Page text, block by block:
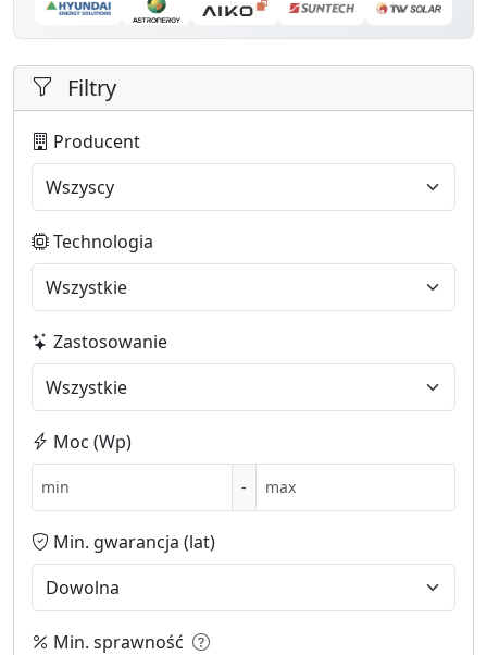
Filtry
Producent
Technologia
Zastosowanie
Moc (Wp)
-
Min. gwarancja (lat)
Min. sprawność